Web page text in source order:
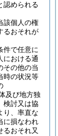
認められる
該個人の権
るおそれが
件で任意に
における通
その他の当
時の状況等
及び地方独
検討又は協
り、率直な
に損なわれ
るおそれ又